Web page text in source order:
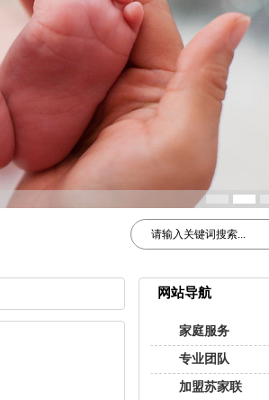
网站导航
家庭服务
专业团队
加盟苏家联